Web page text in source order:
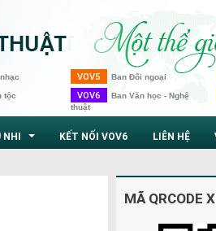
tộc
VOV5 Ban Đối ngoại
VOV6 Ban Văn học - Nghệ
thuật
NHI KẾT NỐI VOV6 LIÊN HỆ
MÃ QRCODE